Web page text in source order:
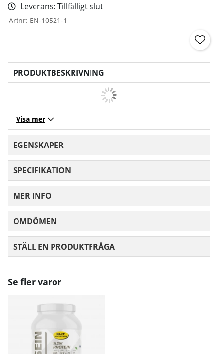
Leverans: Tillfälligt slut
Artnr: EN-10521-1
PRODUKTBESKRIVNING
Visa mer
EGENSKAPER
SPECIFIKATION
MER INFO
OMDÖMEN
STÄLL EN PRODUKTFRÅGA
Se fler varor